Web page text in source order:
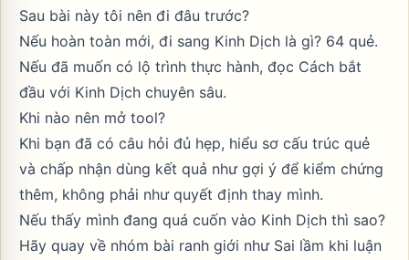
Sau bài này tôi nên đi đâu trước?
Nếu hoàn toàn mới, đi sang Kinh Dịch là gì? 64 quẻ.
Nếu đã muốn có lộ trình thực hành, đọc Cách bắt
đầu với Kinh Dịch chuyên sâu.
Khi nào nên mở tool?
Khi bạn đã có câu hỏi đủ hẹp, hiểu sơ cấu trúc quẻ
và chấp nhận dùng kết quả như gợi ý để kiểm chứng
thêm, không phải như quyết định thay mình.
Nếu thấy mình đang quá cuốn vào Kinh Dịch thì sao?
Hãy quay về nhóm bài ranh giới như Sai lầm khi luận